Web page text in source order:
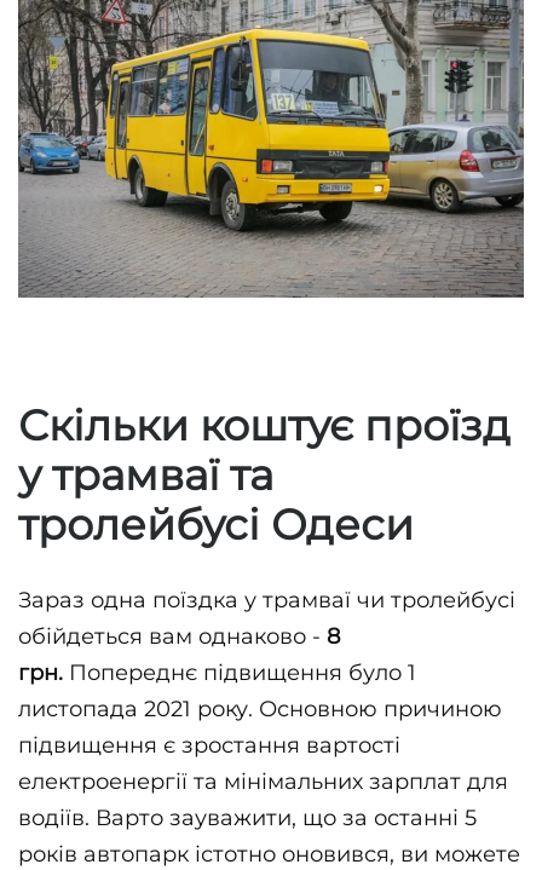
Скільки коштує проїзд
у трамваї та
тролейбусі Одеси
Зараз одна поїздка у трамваї чи тролейбусі
обійдеться вам однаково - 8
грн. Попереднє підвищення було 1
листопада 2021 року. Основною причиною
підвищення є зростання вартості
електроенергії та мінімальних зарплат для
водіїв. Варто зауважити, що за останні 5
років автопарк істотно оновився, ви можете